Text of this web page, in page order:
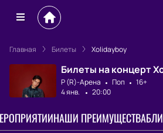
Главная Билеты Xolidayboy
Билеты на концерт
Р (R)-Арена Поп
16+
4 янв.
20:00
НАШИ ПРЕИМУЩЕСТВА